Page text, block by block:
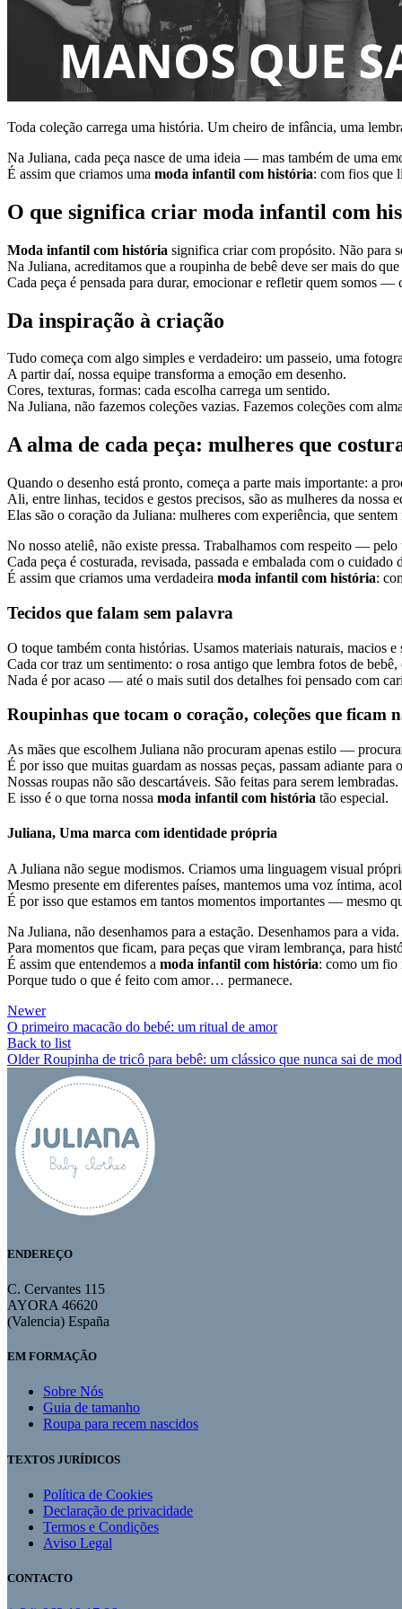
Toda coleção carrega uma história. Um cheiro de infância, uma
Na Juliana, cada peça nasce de uma ideia — mas também de uma
É assim que criamos uma moda infantil com história: com fios que
O que significa criar moda infantil com
Moda infantil com história significa criar com propósito. Não para
Na Juliana, acreditamos que a roupinha de bebê deve ser mais do
Cada peça é pensada para durar, emocionar e refletir quem somos
Da inspiração à criação
Tudo começa com algo simples e verdadeiro: um passeio, uma
A partir daí, nossa equipe transforma a emoção em desenho.
Cores, texturas, formas: cada escolha carrega um sentido.
Na Juliana, não fazemos coleções vazias. Fazemos coleções com
A alma de cada peça: mulheres que
Quando o desenho está pronto, começa a parte mais importante: a
Ali, entre linhas, tecidos e gestos precisos, são as mulheres da nossa
Elas são o coração da Juliana: mulheres com experiência, que
No nosso ateliê, não existe pressa. Trabalhamos com respeito —
Cada peça é costurada, revisada, passada e embalada com o
É assim que criamos uma verdadeira moda infantil com história:
Tecidos que falam sem palavra
O toque também conta histórias. Usamos materiais naturais, macios
Cada cor traz um sentimento: o rosa antigo que lembra fotos de
Nada é por acaso — até o mais sutil dos detalhes foi pensado com
Roupinhas que tocam o coração, coleções que ficam
As mães que escolhem Juliana não procuram apenas estilo —
É por isso que muitas guardam as nossas peças, passam adiante
Nossas roupas não são descartáveis. São feitas para serem lembradas.
E isso é o que torna nossa moda infantil com história tão especial.
Juliana, Uma marca com identidade própria
A Juliana não segue modismos. Criamos uma linguagem visual
Mesmo presente em diferentes países, mantemos uma voz íntima,
É por isso que estamos em tantos momentos importantes — mesmo
Na Juliana, não desenhamos para a estação. Desenhamos para a vida.
Para momentos que ficam, para peças que viram lembrança, para
É assim que entendemos a moda infantil com história: como um fio
Porque tudo o que é feito com amor… permanece.
Newer
O primeiro macacão do bebé: um ritual de amor
Back to list
Older Roupinha de tricô para bebê: um clássico que nunca sai de
ENDEREÇO
C. Cervantes 115
AYORA 46620
(Valencia) España
EM FORMAÇÃO
Sobre Nós
Guia de tamanho
Roupa para recem nascidos
TEXTOS JURÍDICOS
Política de Cookies
Declaração de privacidade
Termos e Condições
Aviso Legal
CONTACTO